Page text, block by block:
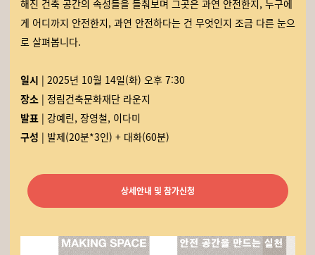
해진 건축 공간의 속성들을 들춰보며 그곳은 과연 안전한지, 누구에
게 어디까지 안전한지, 과연 안전하다는 건 무엇인지 조금 다른 눈으
로 살펴봅니다.
일시 | 2025년 10월 14일(화) 오후 7:30
장소| 정림건축문화재단 라운지
발표| 강예린, 장영철, 이다미
구성 | 발제(20분*3인) + 대화(60분)
상세안내 및 참가신청